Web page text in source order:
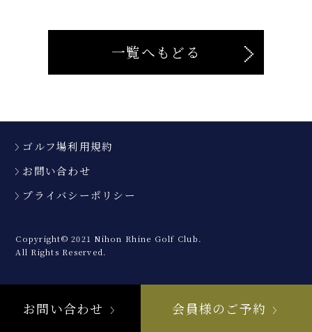
一覧へもどる
ゴルフ場利用規約
お問い合わせ
プライバシーポリシー
Copyright© 2021 Nihon Rhine Golf Club.
All Rights Reserved.
お問い合わせ 会員様のご予約